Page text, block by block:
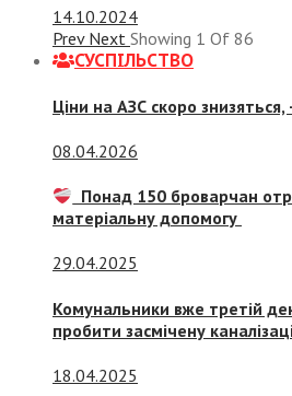
14.10.2024
Prev Next Showing 1 Of 86
СУСПIЛЬСТВО
Ціни на АЗС скоро знизяться,
08.04.2026
Понад 150 броварчан
матеріальну допомогу
29.04.2025
Комунальники вже третій
пробити засмічену
18.04.2025